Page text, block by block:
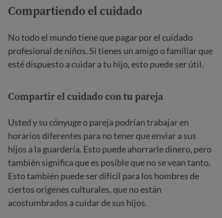
Compartiendo el cuidado
No todo el mundo tiene que pagar por el cuidado
profesional de niños. Si tienes un amigo o familiar que
esté dispuesto a cuidar a tu hijo, esto puede ser útil.
Compartir el cuidado con tu pareja
Usted y su cónyuge o pareja podrían trabajar en
horarios diferentes para no tener que enviar a sus
hijos a la guardería. Esto puede ahorrarle dinero, pero
también significa que es posible que no se vean tanto.
Esto también puede ser difícil para los hombres de
ciertos orígenes culturales, que no están
acostumbrados a cuidar de sus hijos.